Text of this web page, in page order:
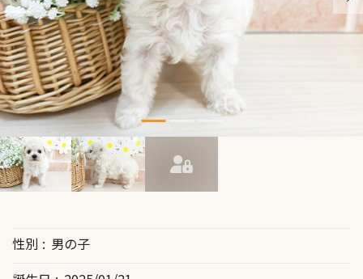
性別
男の子